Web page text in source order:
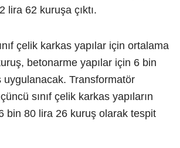
lira 62 kuruşa çıktı.
çelik karkas yapılar için ortalama
betonarme yapılar için 6 bin
uygulanacak. Transformatör
sınıf çelik karkas yapıların
bin 80 lira 26 kuruş olarak tespit